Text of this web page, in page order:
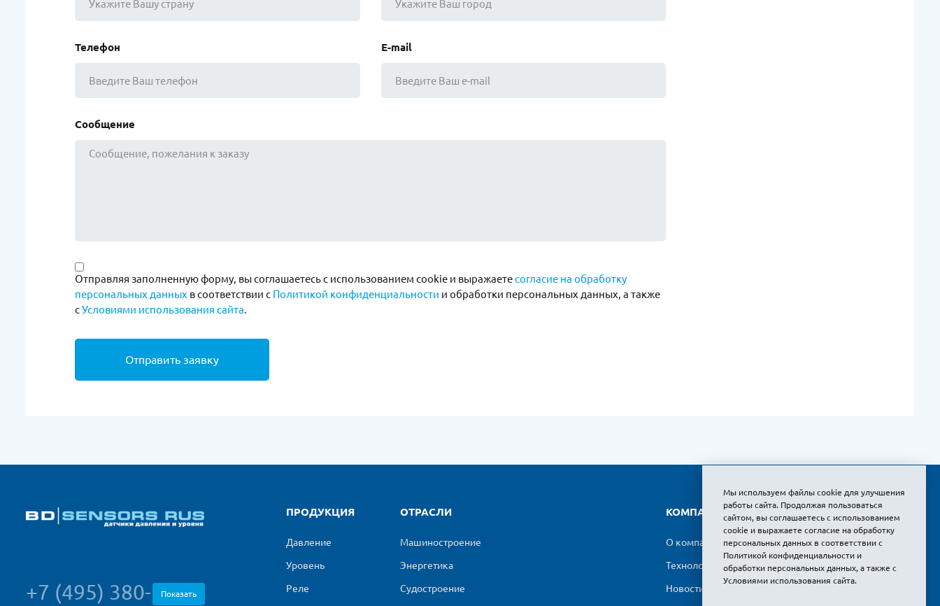
Телефон E-mail
Сообщение
Отправляя заполненную форму, вы соглашаетесь с использованием cookie и выражаетесогласие на обработку
персональных данных в соответствии с Политикой конфиденциальности и обработки персональных данных, а также
сУсловиями использования сайта.
Отправить заявку
+7 (495) 380- Показать
ПРОДУКЦИЯ
Давление
Уровень
Реле
ОТРАСЛИ
Машиностроение
Энергетика
Судостроение
КОМПАНИЯ
О компании
Технологии
Новости
ПОДДЕРЖКА
Документация
Помощь
Мы используем файлы cookie для улучшения
работы сайта. Продолжая пользоваться
сайтом, вы соглашаетесь с использованием
cookie и выражаете согласие на обработку
персональных данных в соответствии с
Политикой конфиденциальности и
обработки персональных данных , а также с
Условиями использования сайта